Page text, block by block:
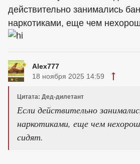
действительно занимались
наркотиками, еще чем
Alex777
18 ноября 2025 14:59
Цитата: Дед-дилетант
Если действительно
наркотиками, еще чем
сидят.